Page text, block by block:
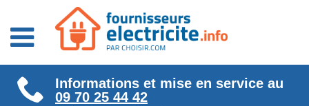
Fournisseurs énergie
Fournisseurs électricité
Fournisseurs gaz
Informations et mise en service au
09 70 25 44 42